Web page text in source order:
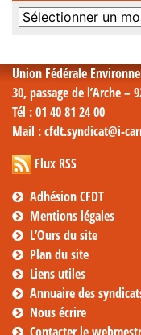
Archives
Union Fédérale
30, passage de l’Arche –
Tél : 01 40 81 24 00
Mail : cfdt.syndicat@i-
Flux RSS
Adhésion CFDT
Mentions légales
L’Ours du site
Plan du site
Liens utiles
Annuaire des
Nous écrire